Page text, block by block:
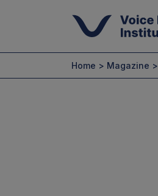
Home > Magazine >